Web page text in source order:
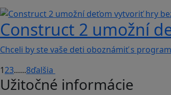
Construct 2 umožní
Chceli by ste vaše deti oboznámiť s
123......8ďalšia
Užitočné informácie